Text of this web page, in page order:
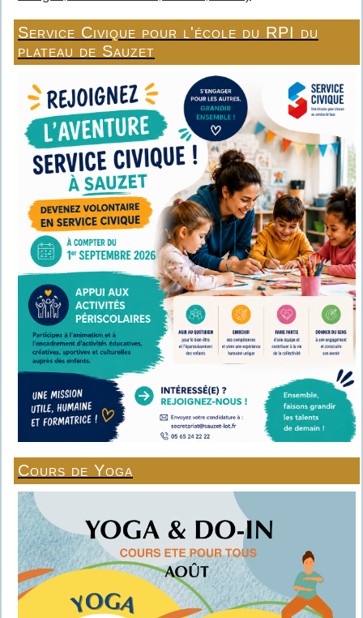
Service Civique pour l'école du RPI du
plateau de Sauzet
Cours de Yoga